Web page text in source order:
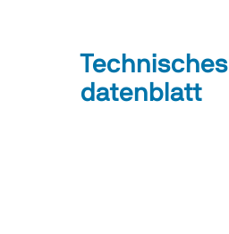
Technisches
datenblatt